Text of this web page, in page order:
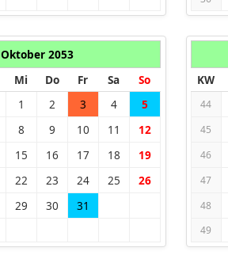
Oktober 2053
Mi Do Fr Sa So
1 2 3 4 5
8 9 10 11 12
15 16 17 18 19
22 23 24 25 26
29 30 31
KW
44
45
46
47
48
49